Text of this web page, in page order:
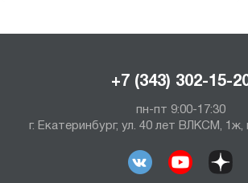
+7 (343) 302-15-
пн-пт 9:00-17:30
г. Екатеринбург, ул. 40 лет ВЛКСМ,